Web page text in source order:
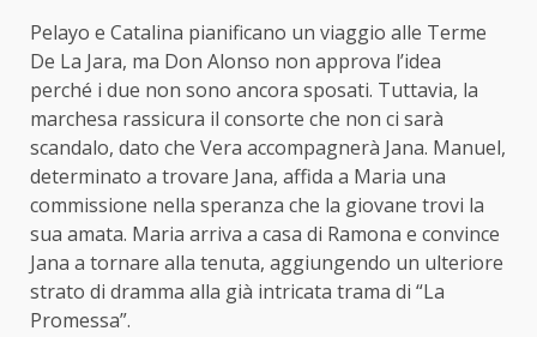
Pelayo e Catalina pianificano un viaggio alle Terme
De La Jara, ma Don Alonso non approva l’idea
perché i due non sono ancora sposati. Tuttavia, la
marchesa rassicura il consorte che non ci sarà
scandalo, dato che Vera accompagnerà Jana. Manuel,
determinato a trovare Jana, affida a Maria una
commissione nella speranza che la giovane trovi la
sua amata. Maria arriva a casa di Ramona e convince
Jana a tornare alla tenuta, aggiungendo un ulteriore
strato di dramma alla già intricata trama di “La
Promessa”.